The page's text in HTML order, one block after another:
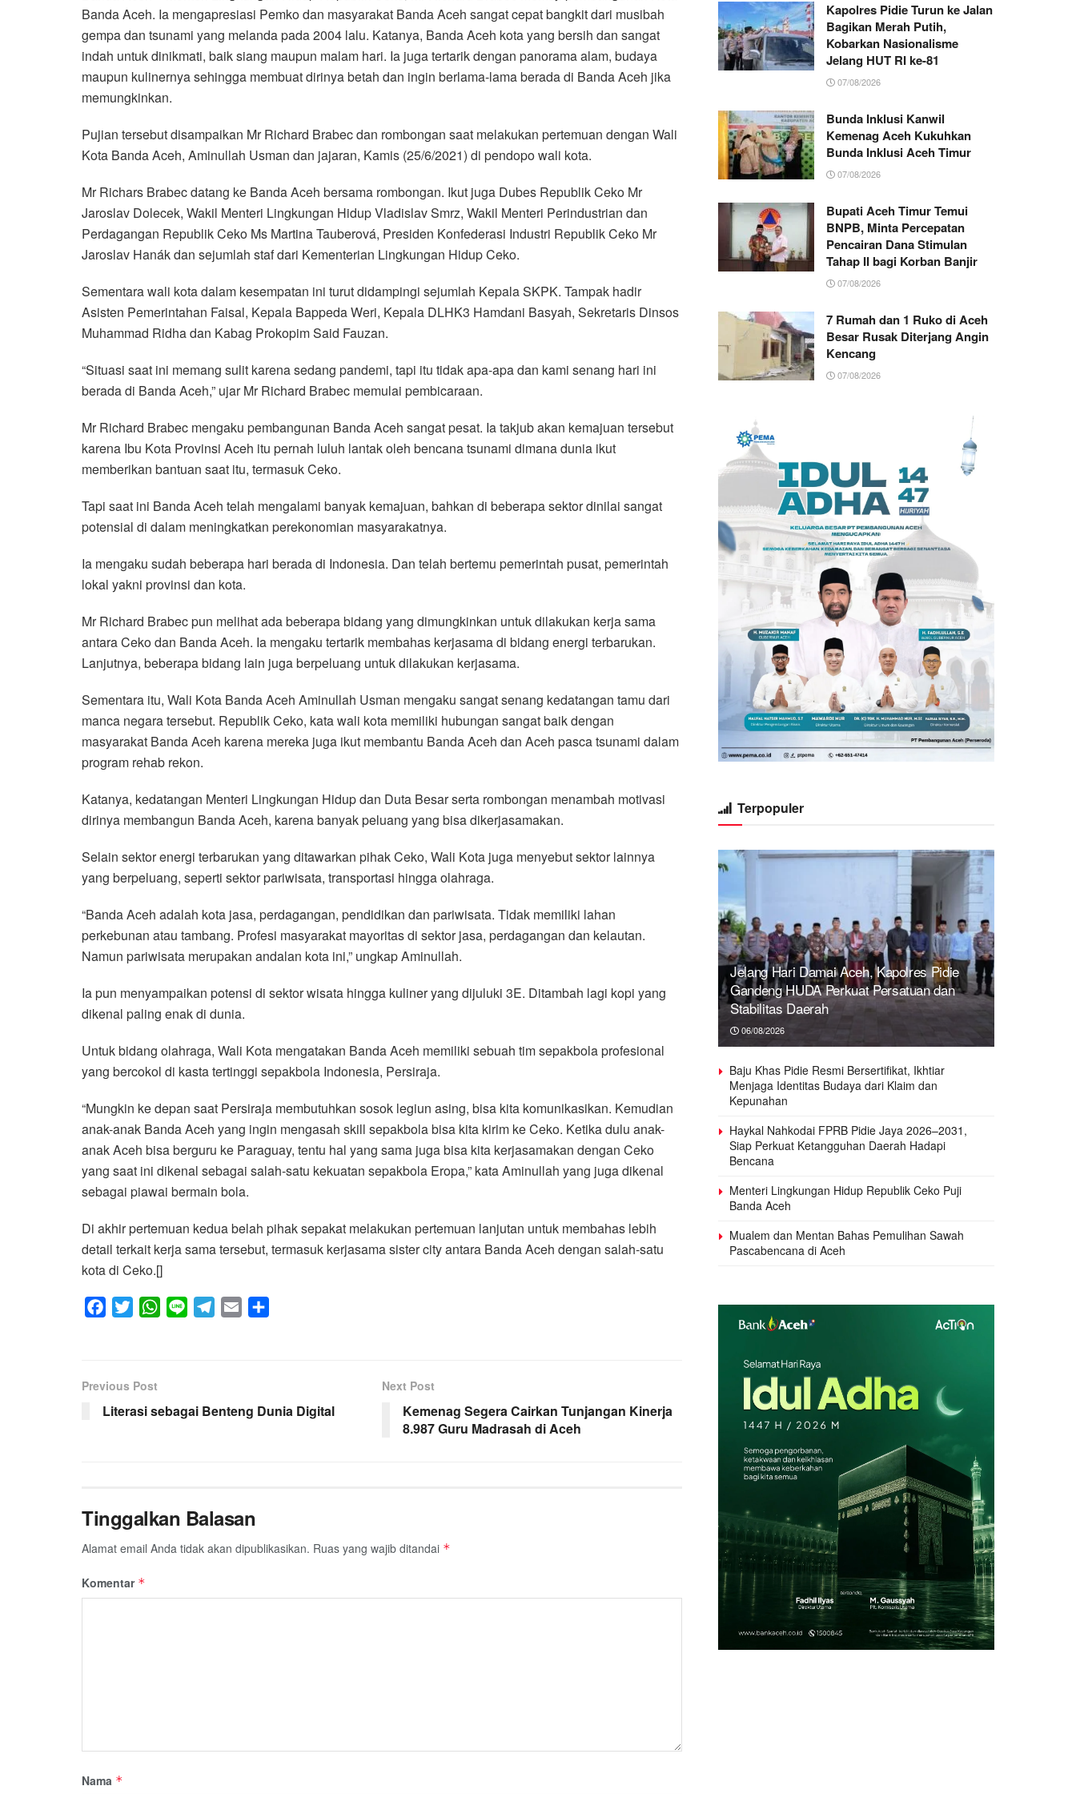
e
b
o
o
k
t
t
e
r
t
s
A
p
p
e
e
g
r
a
i
l
r
e
Banda Aceh. Ia mengapresiasi Pemko dan masyarakat Banda Aceh sangat cepat bangkit dari musibah
gempa dan tsunami yang melanda pada 2004 lalu. Katanya, Banda Aceh kota yang bersih dan sangat
indah untuk dinikmati, baik siang maupun malam hari. Ia juga tertarik dengan panorama alam, budaya
maupun kulinernya sehingga membuat dirinya betah dan ingin berlama-lama berada di Banda Aceh jika
memungkinkan.
Pujian tersebut disampaikan Mr Richard Brabec dan rombongan saat melakukan pertemuan dengan Wali
Kota Banda Aceh, Aminullah Usman dan jajaran, Kamis (25/6/2021) di pendopo wali kota.
Mr Richars Brabec datang ke Banda Aceh bersama rombongan. Ikut juga Dubes Republik Ceko Mr
Jaroslav Dolecek, Wakil Menteri Lingkungan Hidup Vladislav Smrz, Wakil Menteri Perindustrian dan
Perdagangan Republik Ceko Ms Martina Tauberová, Presiden Konfederasi Industri Republik Ceko Mr
Jaroslav Hanák dan sejumlah staf dari Kementerian Lingkungan Hidup Ceko.
Sementara wali kota dalam kesempatan ini turut didampingi sejumlah Kepala SKPK. Tampak hadir
Asisten Pemerintahan Faisal, Kepala Bappeda Weri, Kepala DLHK3 Hamdani Basyah, Sekretaris Dinsos
Muhammad Ridha dan Kabag Prokopim Said Fauzan.
“Situasi saat ini memang sulit karena sedang pandemi, tapi itu tidak apa-apa dan kami senang hari ini
berada di Banda Aceh,” ujar Mr Richard Brabec memulai pembicaraan.
Mr Richard Brabec mengaku pembangunan Banda Aceh sangat pesat. Ia takjub akan kemajuan tersebut
karena Ibu Kota Provinsi Aceh itu pernah luluh lantak oleh bencana tsunami dimana dunia ikut
memberikan bantuan saat itu, termasuk Ceko.
Tapi saat ini Banda Aceh telah mengalami banyak kemajuan, bahkan di beberapa sektor dinilai sangat
potensial di dalam meningkatkan perekonomian masyarakatnya.
Ia mengaku sudah beberapa hari berada di Indonesia. Dan telah bertemu pemerintah pusat, pemerintah
lokal yakni provinsi dan kota.
Mr Richard Brabec pun melihat ada beberapa bidang yang dimungkinkan untuk dilakukan kerja sama
antara Ceko dan Banda Aceh. Ia mengaku tertarik membahas kerjasama di bidang energi terbarukan.
Lanjutnya, beberapa bidang lain juga berpeluang untuk dilakukan kerjasama.
Sementara itu, Wali Kota Banda Aceh Aminullah Usman mengaku sangat senang kedatangan tamu dari
manca negara tersebut. Republik Ceko, kata wali kota memiliki hubungan sangat baik dengan
masyarakat Banda Aceh karena mereka juga ikut membantu Banda Aceh dan Aceh pasca tsunami dalam
program rehab rekon.
Katanya, kedatangan Menteri Lingkungan Hidup dan Duta Besar serta rombongan menambah motivasi
dirinya membangun Banda Aceh, karena banyak peluang yang bisa dikerjasamakan.
Selain sektor energi terbarukan yang ditawarkan pihak Ceko, Wali Kota juga menyebut sektor lainnya
yang berpeluang, seperti sektor pariwisata, transportasi hingga olahraga.
“Banda Aceh adalah kota jasa, perdagangan, pendidikan dan pariwisata. Tidak memiliki lahan
perkebunan atau tambang. Profesi masyarakat mayoritas di sektor jasa, perdagangan dan kelautan.
Namun pariwisata merupakan andalan kota ini,” ungkap Aminullah.
Ia pun menyampaikan potensi di sektor wisata hingga kuliner yang dijuluki 3E. Ditambah lagi kopi yang
dikenal paling enak di dunia.
Untuk bidang olahraga, Wali Kota mengatakan Banda Aceh memiliki sebuah tim sepakbola profesional
yang bercokol di kasta tertinggi sepakbola Indonesia, Persiraja.
“Mungkin ke depan saat Persiraja membutuhkan sosok legiun asing, bisa kita komunikasikan. Kemudian
anak-anak Banda Aceh yang ingin mengasah skill sepakbola bisa kita kirim ke Ceko. Ketika dulu anak-
anak Aceh bisa berguru ke Paraguay, tentu hal yang sama juga bisa kita kerjasamakan dengan Ceko
yang saat ini dikenal sebagai salah-satu kekuatan sepakbola Eropa,” kata Aminullah yang juga dikenal
sebagai piawai bermain bola.
Di akhir pertemuan kedua belah pihak sepakat melakukan pertemuan lanjutan untuk membahas lebih
detail terkait kerja sama tersebut, termasuk kerjasama sister city antara Banda Aceh dengan salah-satu
kota di Ceko.[]
b
o
t
e
W
A
r
Previous Post
Literasi sebagai Benteng Dunia Digital
Next Post
Kemenag Segera Cairkan Tunjangan Kinerja
8.987 Guru Madrasah di Aceh
Tinggalkan Balasan
Alamat email Anda tidak akan dipublikasikan. Ruas yang wajib ditandai *
Komentar *
Nama *
Kapolres Pidie Turun ke Jalan
Bagikan Merah Putih,
Kobarkan Nasionalisme
Jelang HUT RI ke-81
07/08/2026
Bunda Inklusi Kanwil
Kemenag Aceh Kukuhkan
Bunda Inklusi Aceh Timur
07/08/2026
Bupati Aceh Timur Temui
BNPB, Minta Percepatan
Pencairan Dana Stimulan
Tahap II bagi Korban Banjir
07/08/2026
7 Rumah dan 1 Ruko di Aceh
Besar Rusak Diterjang Angin
Kencang
07/08/2026
Terpopuler
Jelang Hari Damai Aceh, Kapolres Pidie
Gandeng HUDA Perkuat Persatuan dan
Stabilitas Daerah
06/08/2026
Baju Khas Pidie Resmi Bersertifikat, Ikhtiar
Menjaga Identitas Budaya dari Klaim dan
Kepunahan
Haykal Nahkodai FPRB Pidie Jaya 2026–2031,
Siap Perkuat Ketangguhan Daerah Hadapi
Bencana
Menteri Lingkungan Hidup Republik Ceko Puji
Banda Aceh
Mualem dan Mentan Bahas Pemulihan Sawah
Pascabencana di Aceh